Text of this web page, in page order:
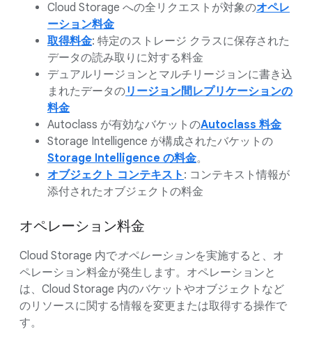
Cloud Storage への全リクエストが対象のオペレ
ーション料金
取得料金: 特定のストレージ クラスに保存された
データの読み取りに対する料金
デュアルリージョンとマルチリージョンに書き込
まれたデータのリージョン間レプリケーションの
料金
Autoclass が有効なバケットのAutoclass 料金
Storage Intelligence が構成されたバケットの
Storage Intelligence の料金。
オブジェクト コンテキスト : コンテキスト情報が
添付されたオブジェクトの料金
オペレーション料金
Cloud Storage 内でオペレーションを実施すると、オ
ペレーション料金が発生します。オペレーションと
は、Cloud Storage 内のバケットやオブジェクトなど
のリソースに関する情報を変更または取得する操作で
す。